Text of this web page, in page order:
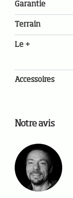
Garantie
Terrain
Le +
Accessoires
Notre avis